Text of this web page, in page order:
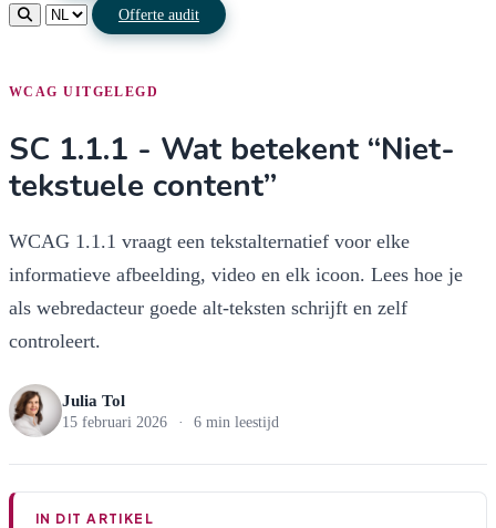
Offerte audit
WCAG UITGELEGD
SC 1.1.1 - Wat betekent “Niet-
tekstuele content”
WCAG 1.1.1 vraagt een tekstalternatief voor elke
informatieve afbeelding, video en elk icoon. Lees hoe je
als webredacteur goede alt-teksten schrijft en zelf
controleert.
Julia Tol
15 februari 2026 · 6 min leestijd
IN DIT ARTIKEL